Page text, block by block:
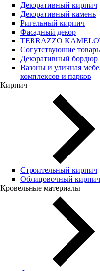
Декоративный кирпич
Декоративный камень
Ригельный кирпич
Фасадный декор
TERRAZZO
Сопутствующие
Декоративный бордюр
Вазоны и уличная
комплексов и парков
Кирпич
Строительный кирпич
Облицовочный кирпич
Кровельные материалы